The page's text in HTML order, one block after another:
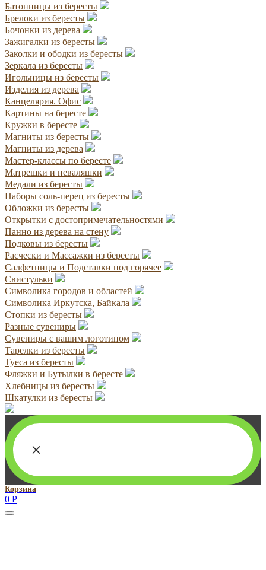
Батонницы из бересты
Брелоки из бересты
Бочонки из дерева
Зажигалки из бересты
Заколки и ободки из бересты
Зеркала из бересты
Игольницы из бересты
Изделия из дерева
Канцелярия. Офис
Картины на бересте
Кружки в бересте
Магниты из бересты
Магниты из дерева
Мастер-классы по бересте
Матрешки и неваляшки
Медали из бересты
Наборы соль-перец из бересты
Обложки из бересты
Открытки с достопримечательностями
Панно из дерева на стену
Подковы из бересты
Расчески и Массажки из бересты
Салфетницы и Подставки под горячее
Свистульки
Символика городов и областей
Символика Иркутска, Байкала
Стопки из бересты
Разные сувениры
Сувениры с вашим логотипом
Тарелки из бересты
Туеса из бересты
Фляжки и Бутылки в бересте
Хлебницы из бересты
Шкатулки из бересты
×
Корзина
0 Р